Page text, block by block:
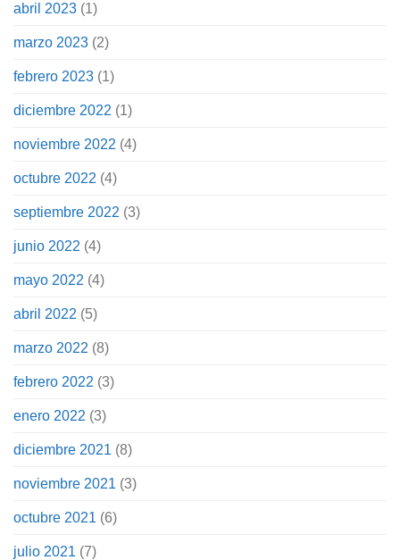
abril 2023 (1)
marzo 2023 (2)
febrero 2023 (1)
diciembre 2022 (1)
noviembre 2022 (4)
octubre 2022 (4)
septiembre 2022 (3)
junio 2022 (4)
mayo 2022 (4)
abril 2022 (5)
marzo 2022 (8)
febrero 2022 (3)
enero 2022 (3)
diciembre 2021 (8)
noviembre 2021 (3)
octubre 2021 (6)
julio 2021 (7)